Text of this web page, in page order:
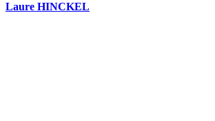
Laure HINCKEL